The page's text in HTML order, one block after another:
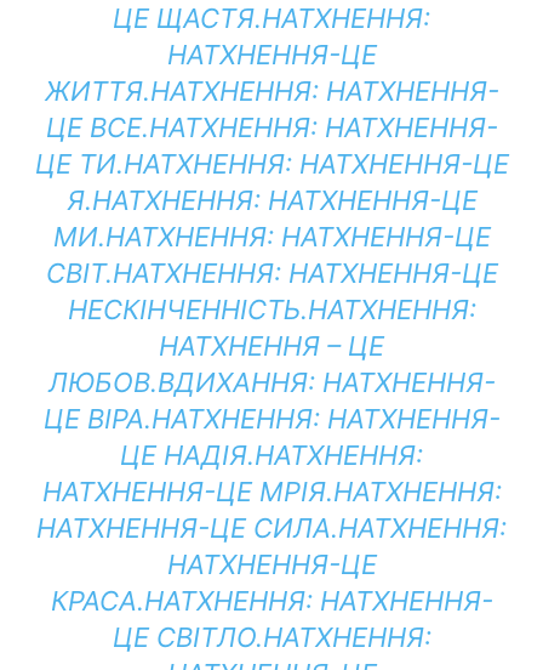
ЦЕ ЩАСТЯ.НАТХНЕННЯ:
НАТХНЕННЯ-ЦЕ
ЖИТТЯ.НАТХНЕННЯ:НАТХНЕННЯ-
ЦЕ ВСЕ.НАТХНЕННЯ:НАТХНЕННЯ-
ЦЕ ТИ.НАТХНЕННЯ:НАТХНЕННЯ-ЦЕ
Я.НАТХНЕННЯ:НАТХНЕННЯ-ЦЕ
МИ.НАТХНЕННЯ:НАТХНЕННЯ-ЦЕ
СВІТ.НАТХНЕННЯ:НАТХНЕННЯ-ЦЕ
НЕСКІНЧЕННІСТЬ.НАТХНЕННЯ:
НАТХНЕННЯ – ЦЕ
ЛЮБОВ.ВДИХАННЯ:НАТХНЕННЯ-
ЦЕ ВІРА.НАТХНЕННЯ:НАТХНЕННЯ-
ЦЕ НАДІЯ.НАТХНЕННЯ:
НАТХНЕННЯ-ЦЕ МРІЯ.НАТХНЕННЯ:
НАТХНЕННЯ-ЦЕ СИЛА.НАТХНЕННЯ:
НАТХНЕННЯ-ЦЕ
КРАСА.НАТХНЕННЯ:НАТХНЕННЯ-
ЦЕ СВІТЛО.НАТХНЕННЯ: